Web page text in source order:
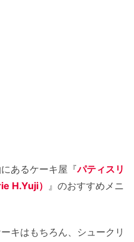
あるケーキ屋『パティスリ
H.Yuji） 』のおすすめメニ
キはもちろん、シュークリ